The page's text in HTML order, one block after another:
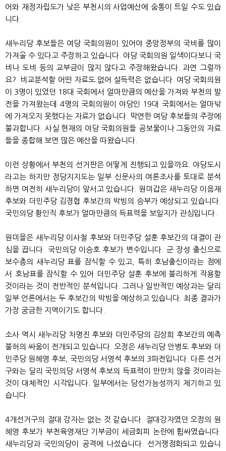
어와 재정자립도가 낮은 부천시의 사업예산에 숨통이 트일 수도 있습
니다.
새누리당 후보들은 여당 국회의원이 있어야 중앙정부의 국비를 많이
가져올 수 있다고 주장하고 있습니다. 야당 국회의원 일색이다보니 국
비나 도비 등의 교부금이 많지 않다고 주장해왔습니다. 과연 그럴까
요? 비교분석할 어떤 자료도 없어 설득력은 없습니다. 여당 국회의원
이 3명이 있었던 18대 국회에서 얼마만큼의 예산을 가져와 부천의 발
전을 가져왔는데 4명의 국회의원이 야당인 19대 국회에서는 얼마밖
에 가져오지 못했다는 자료가 없습니다. 막연한 여당 후보들의 주장에
불과합니다. 사실 현재의 야당 국회의원들 공보물이나 그동안의 자료
들을 종합해 보면 많은 예산을 따왔습니다.
이런 상황에서 부천의 선거판은 어떻게 진행되고 있을까요. 야당도시
라고는 하지만 정당지지도는 일부 신문사의 여론조사를 토대로 분석
하면 여전히 새누리당이 앞서고 있습니다. 원미갑은 새누리당 이음재
후보와 더민주당 김경협 후보간의 박빙의 승부가 예상되고 있습니다.
국민의당 황인직 후보가 얼마만큼의 득표력을 보일지가 관심입니다.
원미을은 새누리당 이사철 후보와 더민주당 설훈 후보간의 대결이 관
심을 끕니다. 국민의당 이승호 후보가 변수입니다. 군 장성 출신으로
보수층의 새누리당 표를 잠식할 수 있고, 특히 호남출신이라는 점에
서 호남표를 잠식할 수 있어 더민주당 설훈 후보에 불리하게 작용할
것이라는 것이 전반적인 분석입니다. 그러나 일반적인 예상과는 달리
일부 언론에서는 두 후보간의 박빙을 예상하고 있습니다. 최종 결과가
가장 궁금한 지역이기도 합니다.
소사 역시 새누리당 차명진 후보와 더민주당의 김상희 후보간의 예측
불허의 싸움이 전개되고 있습니다. 오정은 새누리당 안병도 후보와 더
민주당 원혜영 후보, 국민의당 서영석 후보의 3파전입니다. 다른 선거
구와는 달리 국민의당 서영석 후보의 득표력이 만만치 않을 것이라는
것이 대체적인 시각입니다. 일부에서는 당선가능성까지 제기하고 있
습니다.
4개선거구의 절대 강자는 없는 것 같습니다. 절대강자였던 오정의 원
혜영 후보가 부천육영재단 기부금이 세금회피 논란에 휩싸였습니다.
새누리당과 국민의당이 공격에 나섰습니다. 선거쟁점화되고 있습니